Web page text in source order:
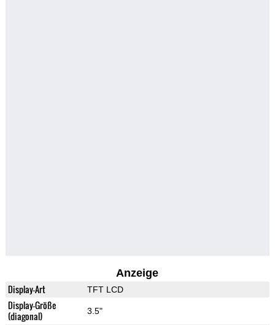
Anzeige
Display-Art TFT LCD
Display-Größe
(diagonal)
3.5"